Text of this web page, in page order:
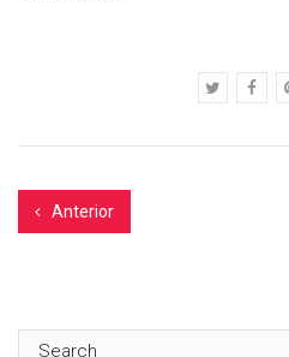
Anterior